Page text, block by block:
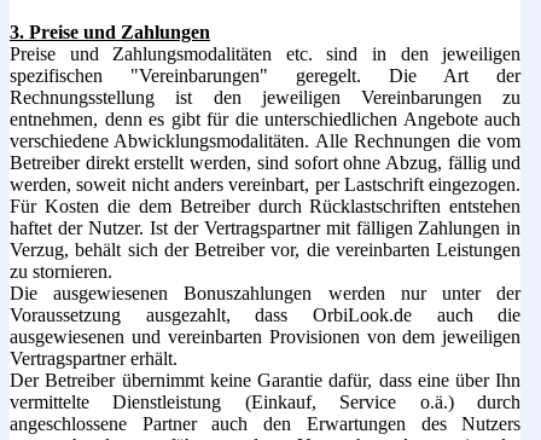
3. Preise und Zahlungen
Preise und Zahlungsmodalitäten etc. sind in den jeweiligen
spezifischen "Vereinbarungen" geregelt. Die Art der
Rechnungsstellung ist den jeweiligen Vereinbarungen zu
entnehmen, denn es gibt für die unterschiedlichen Angebote auch
verschiedene Abwicklungsmodalitäten. Alle Rechnungen die vom
Betreiber direkt erstellt werden, sind sofort ohne Abzug, fällig und
werden, soweit nicht anders vereinbart, per Lastschrift eingezogen.
Für Kosten die dem Betreiber durch Rücklastschriften entstehen
haftet der Nutzer. Ist der Vertragspartner mit fälligen Zahlungen in
Verzug, behält sich der Betreiber vor, die vereinbarten Leistungen
zu stornieren.
Die ausgewiesenen Bonuszahlungen werden nur unter der
Voraussetzung ausgezahlt, dass OrbiLook.de auch die
ausgewiesenen und vereinbarten Provisionen von dem jeweiligen
Vertragspartner erhält.
Der Betreiber übernimmt keine Garantie dafür, dass eine über Ihn
vermittelte Dienstleistung (Einkauf, Service o.ä.) durch
angeschlossene Partner auch den Erwartungen des Nutzers